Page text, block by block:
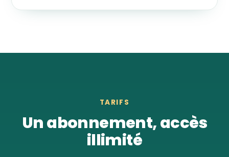
TARIFS
Un abonnement, accès
illimité